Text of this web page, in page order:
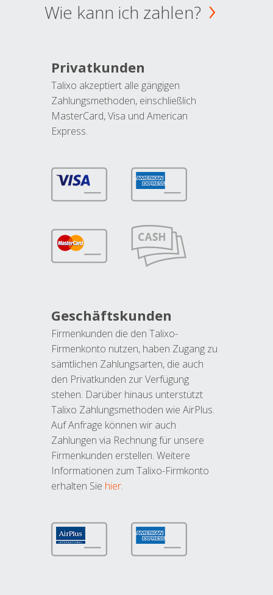
Wie kann ich zahlen?
Privatkunden
Talixo akzeptiert alle gängigen
Zahlungsmethoden, einschließlich
MasterCard, Visa und American
Express.
Geschäftskunden
Firmenkunden die den Talixo-
Firmenkonto nutzen, haben Zugang zu
sämtlichen Zahlungsarten, die auch
den Privatkunden zur Verfügung
stehen. Darüber hinaus unterstützt
Talixo Zahlungsmethoden wie AirPlus.
Auf Anfrage können wir auch
Zahlungen via Rechnung für unsere
Firmenkunden erstellen. Weitere
Informationen zum Talixo-Firmkonto
erhalten Sie hier.